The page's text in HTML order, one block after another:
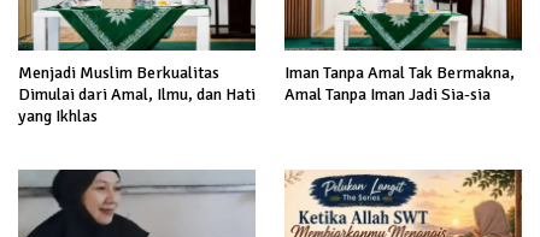
Menjadi Muslim Berkualitas
Dimulai dari Amal, Ilmu, dan Hati
yang Ikhlas
Iman Tanpa Amal Tak Bermakna,
Amal Tanpa Iman Jadi Sia-sia